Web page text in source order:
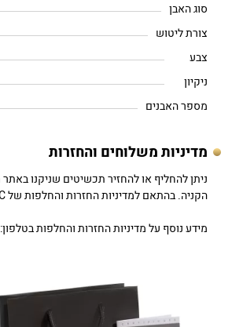
סוג האבן
צורת ליטוש
צבע
ניקיון
מספר האבנים
מדיניות משלוחים והחזרות
הקניה. בהתאם למדיניות החזרות והחלפות של IDC
מידע נוסף על מדיניות החזרות והחלפות בטלפון: 03-5757979